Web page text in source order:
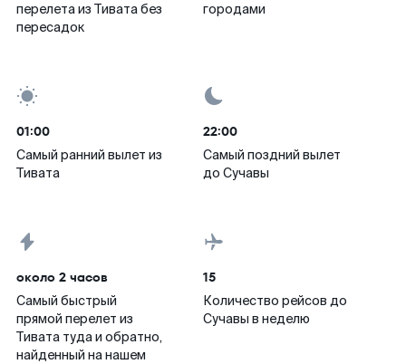
перелета из Тивата без
пересадок
городами
01:00
Самый ранний вылет из
Тивата
22:00
Самый поздний вылет
до Сучавы
около 2 часов
Самый быстрый
прямой перелет из
Тивата туда и обратно,
найденный на нашем
15
Количество рейсов до
Сучавы в неделю